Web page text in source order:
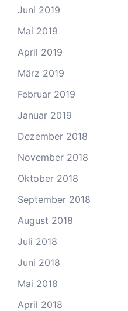
Juni 2019
Mai 2019
April 2019
März 2019
Februar 2019
Januar 2019
Dezember 2018
November 2018
Oktober 2018
September 2018
August 2018
Juli 2018
Juni 2018
Mai 2018
April 2018